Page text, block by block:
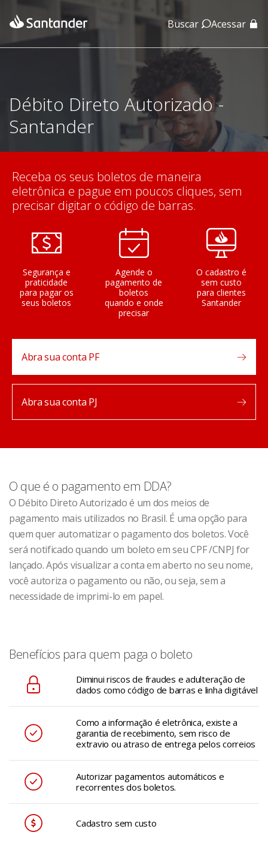
App Santander
App Santander Empresas
Buscar Acessar
Débito Direto Autorizado -
Santander
Receba os seus boletos de maneira
eletrônica e pague em poucos cliques, sem
precisar digitar o código de barras.
Segurança e
praticidade
para pagar os
seus boletos
Agende o
pagamento de
boletos
quando e onde
precisar
O cadastro é
sem custo
para clientes
Santander
Abra sua conta PJ
Abra sua conta PF
O que é o pagamento em DDA?
O Débito Direto Autorizado é um dos meios de
pagamento mais utilizados no Brasil. É uma opção para
quem quer automatizar o pagamento dos boletos. Você
será notificado quando um boleto em seu CPF /CNPJ for
lançado. Após visualizar a conta em aberto no seu nome,
você autoriza o pagamento ou não, ou seja, sem a
necessidade de imprimi-lo em papel.
Benefícios para quem paga o boleto
Diminui riscos de fraudes e adulteração de
dados como código de barras e linha digitável
Como a informação é eletrônica, existe a
garantia de recebimento, sem risco de
extravio ou atraso de entrega pelos correios
Autorizar pagamentos automáticos e
recorrentes dos boletos.
Cadastro sem custo